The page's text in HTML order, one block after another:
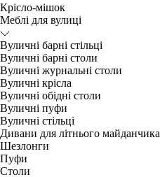
Крісло-мішок
Меблі для вулиці
Вуличні барні стільці
Вуличні барні столи
Вуличні журнальні столи
Вуличні крісла
Вуличні обідні столи
Вуличні пуфи
Вуличні стільці
Дивани для літнього майданчика
Шезлонги
Пуфи
Столи